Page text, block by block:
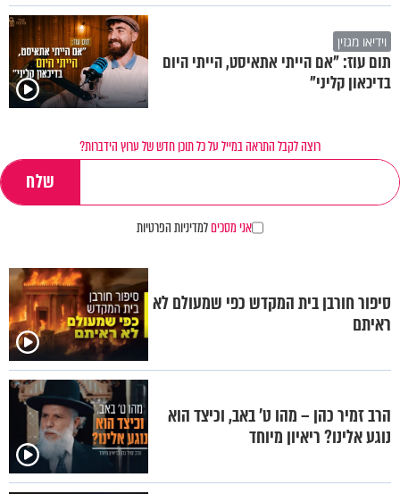
וידיאו מגזין
תום עוז: "אם הייתי אתאיסט, הייתי היום
בדיכאון קליני"
רוצה לקבל התראה במייל על כל תוכן חדש של ערוץ הידברות?
אני מסכיםלמדיניות הפרטיות
סיפור חורבן בית המקדש כפי שמעולם לא
ראיתם
הרב זמיר כהן – מהו ט' באב, וכיצד הוא
נוגע אלינו? ריאיון מיוחד